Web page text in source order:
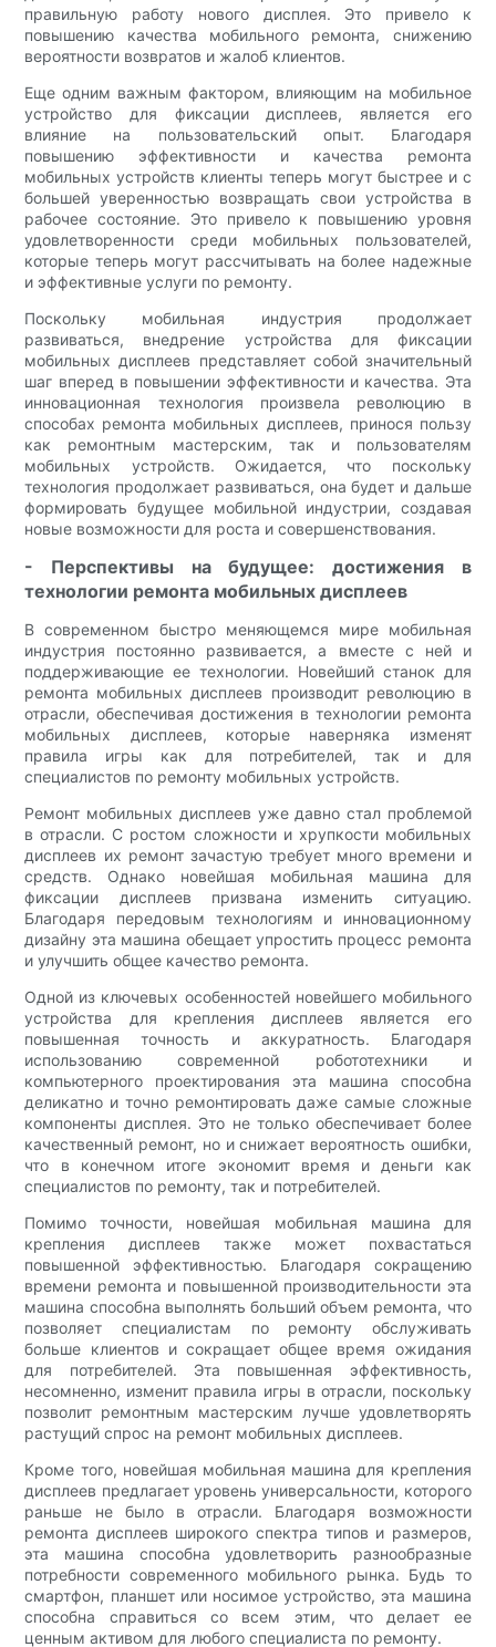
правильную работу нового дисплея. Это привело к
повышению качества мобильного ремонта, снижению
вероятности возвратов и жалоб клиентов.
Еще одним важным фактором, влияющим на мобильное
устройство для фиксации дисплеев, является его
влияние на пользовательский опыт. Благодаря
повышению эффективности и качества ремонта
мобильных устройств клиенты теперь могут быстрее и с
большей уверенностью возвращать свои устройства в
рабочее состояние. Это привело к повышению уровня
удовлетворенности среди мобильных пользователей,
которые теперь могут рассчитывать на более надежные
и эффективные услуги по ремонту.
Поскольку мобильная индустрия продолжает
развиваться, внедрение устройства для фиксации
мобильных дисплеев представляет собой значительный
шаг вперед в повышении эффективности и качества. Эта
инновационная технология произвела революцию в
способах ремонта мобильных дисплеев, принося пользу
как ремонтным мастерским, так и пользователям
мобильных устройств. Ожидается, что поскольку
технология продолжает развиваться, она будет и дальше
формировать будущее мобильной индустрии, создавая
новые возможности для роста и совершенствования.
- Перспективы на будущее: достижения в
технологии ремонта мобильных дисплеев
В современном быстро меняющемся мире мобильная
индустрия постоянно развивается, а вместе с ней и
поддерживающие ее технологии. Новейший станок для
ремонта мобильных дисплеев производит революцию в
отрасли, обеспечивая достижения в технологии ремонта
мобильных дисплеев, которые наверняка изменят
правила игры как для потребителей, так и для
специалистов по ремонту мобильных устройств.
Ремонт мобильных дисплеев уже давно стал проблемой
в отрасли. С ростом сложности и хрупкости мобильных
дисплеев их ремонт зачастую требует много времени и
средств. Однако новейшая мобильная машина для
фиксации дисплеев призвана изменить ситуацию.
Благодаря передовым технологиям и инновационному
дизайну эта машина обещает упростить процесс ремонта
и улучшить общее качество ремонта.
Одной из ключевых особенностей новейшего мобильного
устройства для крепления дисплеев является его
повышенная точность и аккуратность. Благодаря
использованию современной робототехники и
компьютерного проектирования эта машина способна
деликатно и точно ремонтировать даже самые сложные
компоненты дисплея. Это не только обеспечивает более
качественный ремонт, но и снижает вероятность ошибки,
что в конечном итоге экономит время и деньги как
специалистов по ремонту, так и потребителей.
Помимо точности, новейшая мобильная машина для
крепления дисплеев также может похвастаться
повышенной эффективностью. Благодаря сокращению
времени ремонта и повышенной производительности эта
машина способна выполнять больший объем ремонта, что
позволяет специалистам по ремонту обслуживать
больше клиентов и сокращает общее время ожидания
для потребителей. Эта повышенная эффективность,
несомненно, изменит правила игры в отрасли, поскольку
позволит ремонтным мастерским лучше удовлетворять
растущий спрос на ремонт мобильных дисплеев.
Кроме того, новейшая мобильная машина для крепления
дисплеев предлагает уровень универсальности, которого
раньше не было в отрасли. Благодаря возможности
ремонта дисплеев широкого спектра типов и размеров,
эта машина способна удовлетворить разнообразные
потребности современного мобильного рынка. Будь то
смартфон, планшет или носимое устройство, эта машина
способна справиться со всем этим, что делает ее
ценным активом для любого специалиста по ремонту.